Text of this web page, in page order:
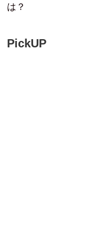
は？
PickUP